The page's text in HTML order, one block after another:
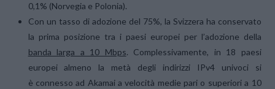
0,1% (Norvegia e Polonia).
Con un tasso di adozione del 75%, la Svizzera ha conservato
la prima posizione tra i paesi europei per l’adozione della
banda larga a 10 Mbps. Complessivamente, in 18 paesi
europei almeno la metà degli indirizzi IPv4 univoci si
è connesso ad Akamai a velocità medie pari o superiori a 10